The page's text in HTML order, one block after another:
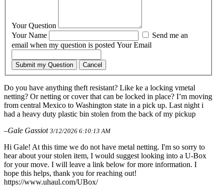
Your Question
Your Name
email when my question is posted Your Email
Submit my Question Cancel
Do you have anything theft resistant? Like ke a locking vmetal
netting? Or netting or cover that can be locked in place? I’m moving
from central Mexico to Washington state in a pick up. Last night i
had a heavy duty plastic bin stolen from the back of my pickup
–Gale Gassiot 3/12/2026 6:10:13 AM
Hi Gale! At this time we do not have metal netting. I'm so sorry to
hear about your stolen item, I would suggest looking into a U-Box
for your move. I will leave a link below for more information. I
hope this helps, thank you for reaching out!
https://www.uhaul.com/UBox/